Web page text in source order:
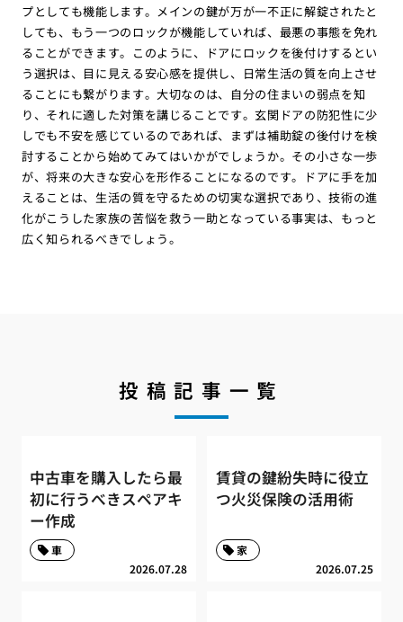
プとしても機能します。メインの鍵が万が一不正に解錠されたと
しても、もう一つのロックが機能していれば、最悪の事態を免れ
ることができます。このように、ドアにロックを後付けするとい
う選択は、目に見える安心感を提供し、日常生活の質を向上させ
ることにも繋がります。大切なのは、自分の住まいの弱点を知
り、それに適した対策を講じることです。玄関ドアの防犯性に少
しでも不安を感じているのであれば、まずは補助錠の後付けを検
討することから始めてみてはいかがでしょうか。その小さな一歩
が、将来の大きな安心を形作ることになるのです。ドアに手を加
えることは、生活の質を守るための切実な選択であり、技術の進
化がこうした家族の苦悩を救う一助となっている事実は、もっと
広く知られるべきでしょう。
投稿記事一覧
中古車を購入したら最
初に行うべきスペアキ
ー作成
2026.07.28
車
賃貸の鍵紛失時に役立
つ火災保険の活用術
2026.07.25
家